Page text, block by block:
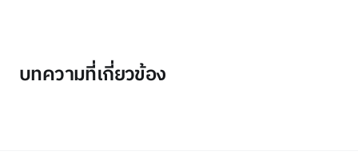
บทความที่เกี่ยวข้อง